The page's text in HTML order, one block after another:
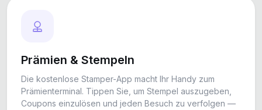
Prämien & Stempeln
Die kostenlose Stamper-App macht Ihr Handy zum
Prämienterminal. Tippen Sie, um Stempel auszugeben,
Coupons einzulösen und jeden Besuch zu verfolgen —